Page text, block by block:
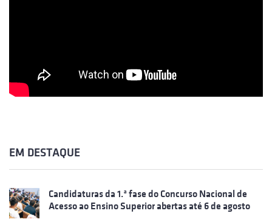
EM DESTAQUE
Candidaturas da 1.ª fase do Concurso Nacional de
Acesso ao Ensino Superior abertas até 6 de agosto